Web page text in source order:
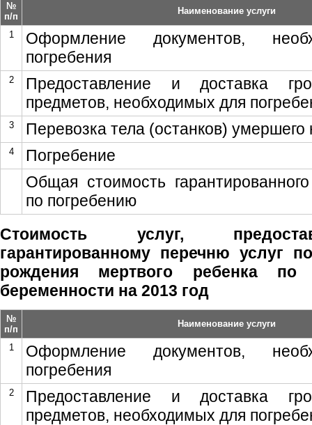
№
п/п
Наименование услуги
1
Оформление документов,
погребения
2
Предоставление и доставка
предметов, необходимых для
3 Перевозка тела (останков)
4
Погребение
Общая стоимость
по погребению
Стоимость услуг,
гарантированному перечню услуг
рождения мертвого ребенка по
беременности на 2013 год
№
п/п
Наименование услуги
1
Оформление документов,
погребения
2
Предоставление и доставка
предметов, необходимых для